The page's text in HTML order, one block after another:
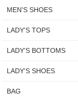
MEN'S SHOES
LADY'S TOPS
LADY'S BOTTOMS
LADY'S SHOES
BAG